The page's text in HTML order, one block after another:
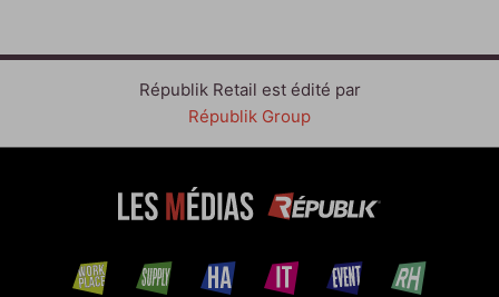
Républik Retail est édité par
Républik Group